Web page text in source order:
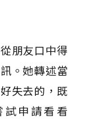
朋友口中得
。她轉述當
失去的，既
申請看看